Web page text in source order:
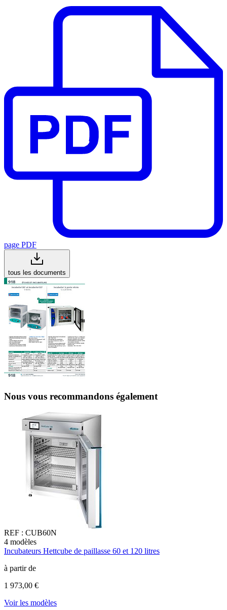
page PDF
tous les documents
Nous vous recommandons également
REF : CUB60N
4 modèles
Incubateurs Hettcube de paillasse 60 et 120 litres
à partir de
1 973,00 €
Voir les modèles